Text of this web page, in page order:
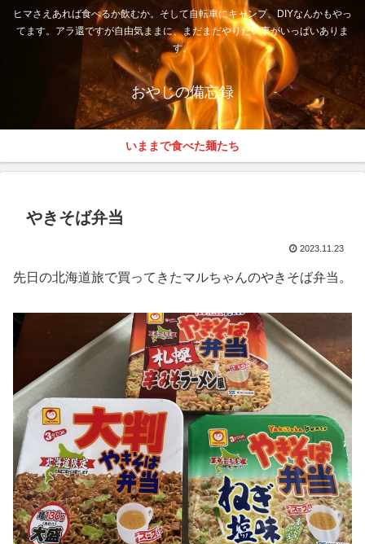
ヒマさえあれば食べるか飲むか。そして自転車にキャンプ、DIYなんかもやっ
てます。アラ還ですが自由気ままに、まだまだやりたい事がいっぱいありま
す。
おやじの備忘録
いままで食べた麺たち
やきそば弁当
2023.11.23
先日の北海道旅で買ってきたマルちゃんのやきそば弁当。